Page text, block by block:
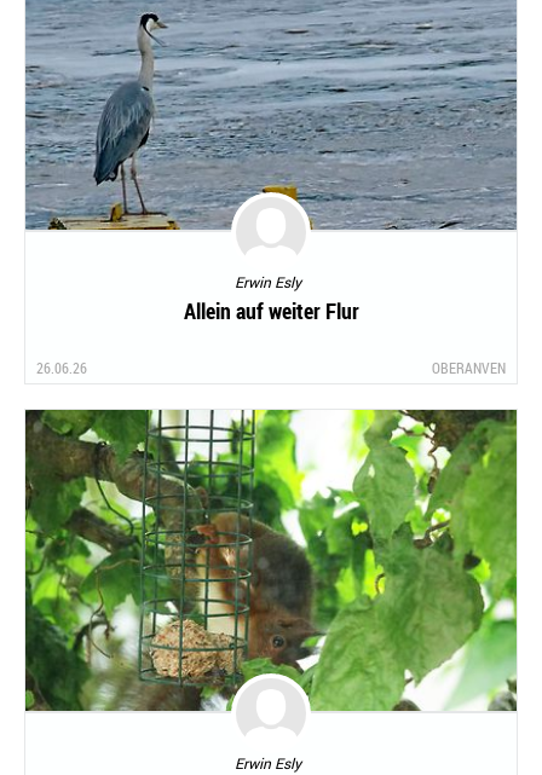
Erwin Esly
Allein auf weiter Flur
26.06.26 OBERANVEN
Erwin Esly